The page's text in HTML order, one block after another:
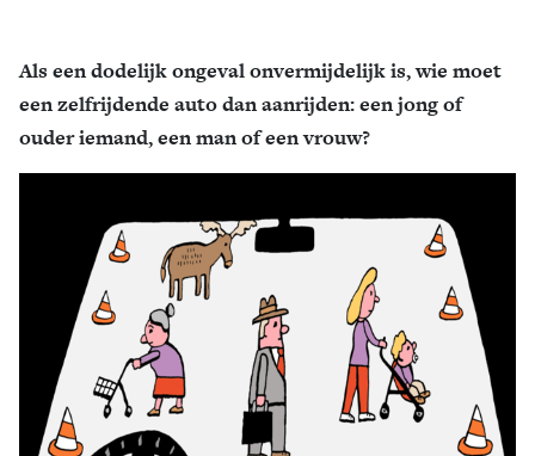
Als een dodelijk ongeval onvermijdelijk is, wie moet
een zelfrijdende auto dan aanrijden: een jong of
ouder iemand, een man of een vrouw?